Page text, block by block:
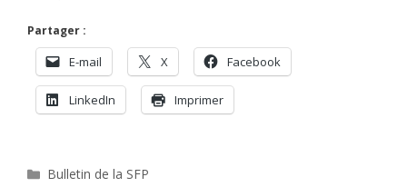
Partager :
E-mail X Facebook
LinkedIn Imprimer
Catégories
Bulletin de la SFP